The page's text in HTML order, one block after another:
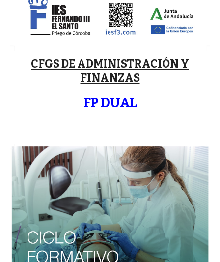
CFGSDE ADMINISTRACIÓN Y
FINANZAS
FP DUAL